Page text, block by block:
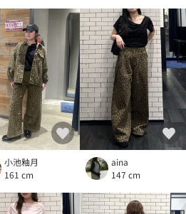
小池釉月
161 cm
aina
147 cm